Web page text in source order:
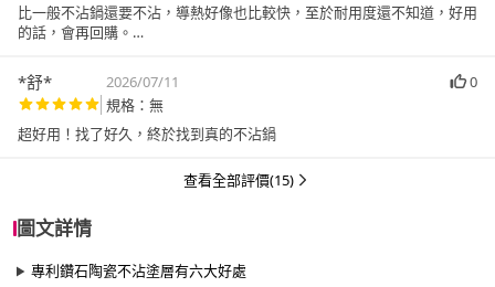
比一般不沾鍋還要不沾，導熱好像也比較快，至於耐用度還不知道，好用
的話，會再回購。
但到貨的速度沒得說，超快。
*舒* 2026/07/11
0
規格：無
超好用！找了好久，終於找到真的不沾鍋
查看全部評價(15)
圖文詳情
專利鑽石陶瓷不沾塗層有六大好處